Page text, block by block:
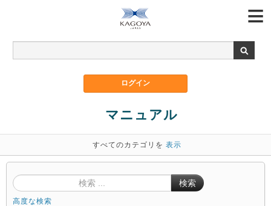
マニュアル
すべてのカテゴリを 表示
検索
高度な検索